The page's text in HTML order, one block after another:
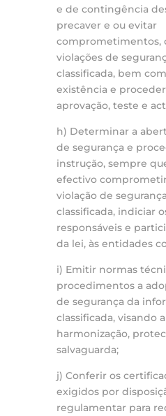
e de contingência
precaver e ou evitar
comprometimentos,
violações de
classificada, bem
existência e
aprovação, teste e
h) Determinar a
de segurança e
instrução, sempre
efectivo
violação de
classificada, indiciar
responsáveis e
da lei, às entidades
i) Emitir normas
procedimentos a
de segurança da
classificada, visando
harmonização,
salvaguarda;
j) Conferir os
exigidos por
regulamentar para